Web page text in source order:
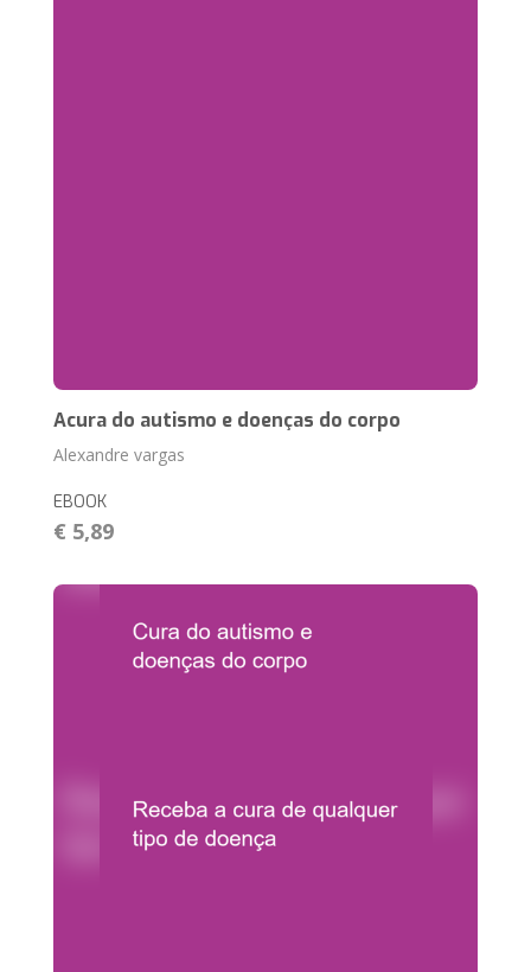
Acura do autismo e doenças do corpo
Alexandre vargas
EBOOK
€ 5,89